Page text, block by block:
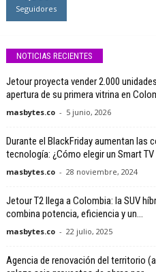
Seguidores
NOTICIAS RECIENTES
Jetour proyecta vender 2.000
apertura de su primera vitrina en
masbytes.co - 5 junio, 2026
Durante el BlackFriday aumentan las
tecnología: ¿Cómo elegir un Smart TV
masbytes.co - 28 noviembre, 2024
Jetour T2 llega a Colombia: la SUV
combina potencia, eficiencia y un...
masbytes.co - 22 julio, 2025
Agencia de renovación del territorio